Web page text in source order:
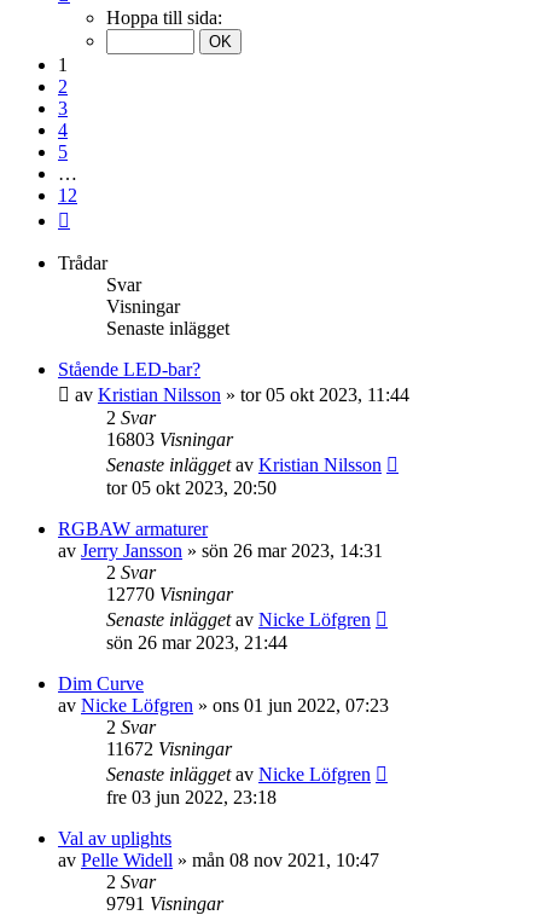
Hoppa till sida:
1
2
3
4
5
…
12
Trådar
Svar
Visningar
Senaste inlägget
Stående LED-bar?
av Kristian Nilsson » tor 05 okt 2023, 11:44
2 Svar
16803 Visningar
Senaste inläggetav Kristian Nilsson
tor 05 okt 2023, 20:50
RGBAW armaturer
av Jerry Jansson » sön 26 mar 2023, 14:31
2 Svar
12770 Visningar
Senaste inläggetav Nicke Löfgren
sön 26 mar 2023, 21:44
Dim Curve
av Nicke Löfgren » ons 01 jun 2022, 07:23
2 Svar
11672 Visningar
Senaste inläggetav Nicke Löfgren
fre 03 jun 2022, 23:18
Val av uplights
av Pelle Widell » mån 08 nov 2021, 10:47
2 Svar
9791 Visningar